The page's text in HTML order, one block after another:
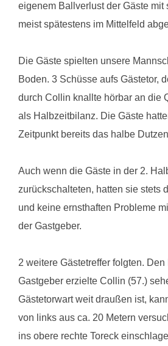
eigenem Ballverlust der Gäste mit
meist spätestens im Mittelfeld
Die Gäste spielten unsere
Boden. 3 Schüsse aufs Gästetor,
durch Collin knallte hörbar an die
als Halbzeitbilanz. Die Gäste
Zeitpunkt bereits das halbe
Auch wenn die Gäste in der 2.
zurückschalteten, hatten sie stets
und keine ernsthaften Probleme
der Gastgeber.
2 weitere Gästetreffer folgten.
Gastgeber erzielte Collin (57.)
Gästetorwart weit draußen ist,
von links aus ca. 20 Metern
ins obere rechte Toreck